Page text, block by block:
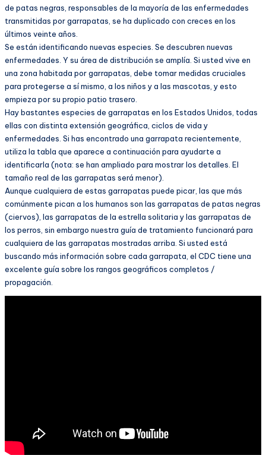
de patas negras, responsables de la mayoría de las enfermedades
transmitidas por garrapatas, se ha duplicado con creces en los
últimos veinte años.
Se están identificando nuevas especies. Se descubren nuevas
enfermedades. Y su área de distribución se amplía. Si usted vive en
una zona habitada por garrapatas, debe tomar medidas cruciales
para protegerse a sí mismo, a los niños y a las mascotas, y esto
empieza por su propio patio trasero.
Hay bastantes especies de garrapatas en los Estados Unidos, todas
ellas con distinta extensión geográfica, ciclos de vida y
enfermedades. Si has encontrado una garrapata recientemente,
utiliza la tabla que aparece a continuación para ayudarte a
identificarla (nota: se han ampliado para mostrar los detalles. El
tamaño real de las garrapatas será menor).
Aunque cualquiera de estas garrapatas puede picar, las que más
comúnmente pican a los humanos son las garrapatas de patas negras
(ciervos), las garrapatas de la estrella solitaria y las garrapatas de
los perros, sin embargo nuestra guía de tratamiento funcionará para
cualquiera de las garrapatas mostradas arriba. Si usted está
buscando más información sobre cada garrapata, el CDC tiene una
excelente guía sobre los rangos geográficos completos /
propagación.